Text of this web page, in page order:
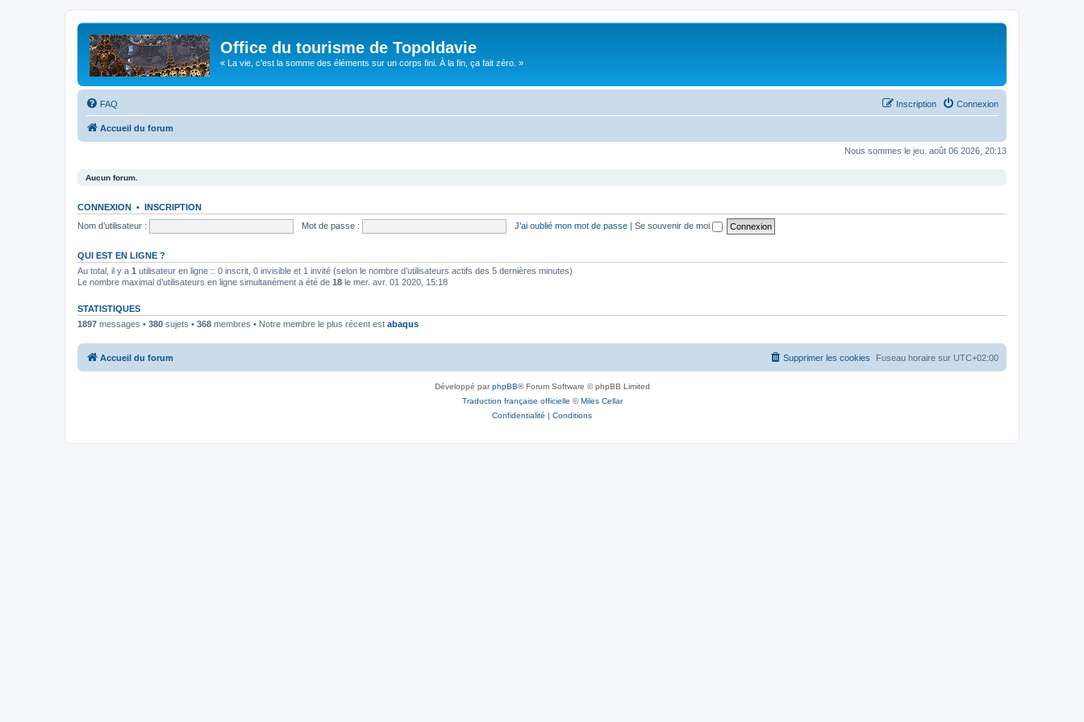
Office du tourisme de Topoldavie
« La vie, c'est la somme des éléments sur un corps fini. À la fin, ça fait zéro. »
FAQ Connexion
Inscription
Accueil du forum
Nous sommes le jeu. août 06 2026, 20:13
Aucun forum.
CONNEXION • INSCRIPTION
Nom d’utilisateur :
Mot de passe : J’ai oublié mon mot de passe | Se souvenir de moi
QUI EST EN LIGNE ?
Au total, il y a 1 utilisateur en ligne :: 0 inscrit, 0 invisible et 1 invité (selon le nombre d’utilisateurs actifs des 5 dernières minutes)
Le nombre maximal d’utilisateurs en ligne simultanément a été de 18 le mer. avr. 01 2020, 15:18
STATISTIQUES
1897 messages • 380 sujets • 368 membres • Notre membre le plus récent est abaqus
Accueil du forum Fuseau horaire sur UTC+02:00
Supprimer les cookies
Développé parphpBB® Forum Software © phpBB Limited
Traduction française officielle ©Miles Cellar
Confidentialité | Conditions